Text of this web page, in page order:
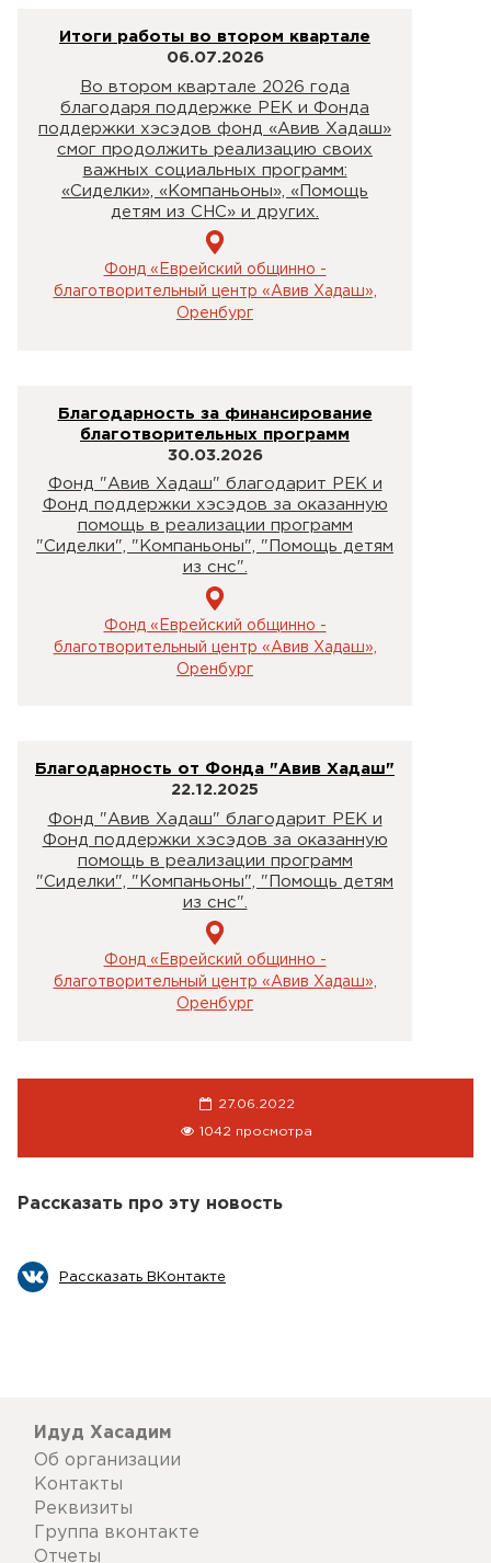
Итоги работы во втором квартале
06.07.2026
Во втором квартале 2026 года
благодаря поддержке РЕК и Фонда
поддержки хэсэдов фонд «Авив Хадаш»
смог продолжить реализацию своих
важных социальных программ:
«Сиделки», «Компаньоны», «Помощь
детям из СНС» и других.
Фонд «Еврейский общинно -
благотворительный центр «Авив Хадаш»,
Оренбург
Благодарность за финансирование
благотворительных программ
30.03.2026
Фонд "Авив Хадаш" благодарит РЕК и
Фонд поддержки хэсэдов за оказанную
помощь в реализации программ
"Сиделки", "Компаньоны", "Помощь детям
из снс".
Фонд «Еврейский общинно -
благотворительный центр «Авив Хадаш»,
Оренбург
Благодарность от Фонда "Авив Хадаш"
22.12.2025
Фонд "Авив Хадаш" благодарит РЕК и
Фонд поддержки хэсэдов за оказанную
помощь в реализации программ
"Сиделки", "Компаньоны", "Помощь детям
из снс".
Фонд «Еврейский общинно -
благотворительный центр «Авив Хадаш»,
Оренбург
27.06.2022
1042 просмотра
Рассказать про эту новость
Рассказать ВКонтакте
Идуд Хасадим
Об организации
Контакты
Реквизиты
Группа вконтакте
Отчеты